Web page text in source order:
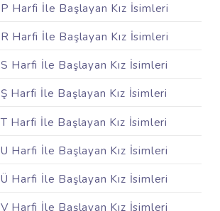
P Harfi İle Başlayan Kız İsimleri
R Harfi İle Başlayan Kız İsimleri
S Harfi İle Başlayan Kız İsimleri
Ş Harfi İle Başlayan Kız İsimleri
T Harfi İle Başlayan Kız İsimleri
U Harfi İle Başlayan Kız İsimleri
Ü Harfi İle Başlayan Kız İsimleri
V Harfi İle Başlayan Kız İsimleri